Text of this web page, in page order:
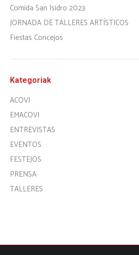
Comida San Isidro 2023
JORNADA DE TALLERES ARTÍSTICOS
Fiestas Concejos
Kategoriak
ACOVI
EMACOVI
ENTREVISTAS
EVENTOS
FESTEJOS
PRENSA
TALLERES